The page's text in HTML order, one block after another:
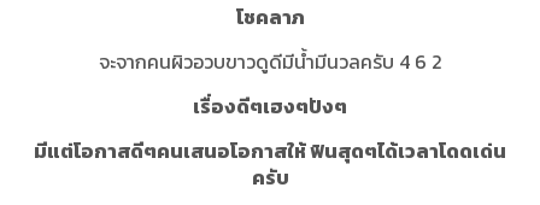
โชคลาภ
จะจากคนผิวอวบขาวดูดีมีน้ำมีนวลครับ 4 6 2
เรื่องดีๆเฮงๆปังๆ
มีแต่โอกาสดีๆคนเสนอโอกาสให้ ฟินสุดๆได้เวลาโดดเด่น
ครับ